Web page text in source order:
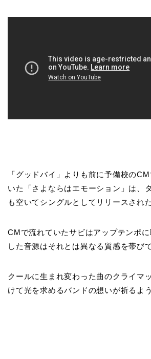
「グッドバイ」よりも前に予備校の
いた「さよならはエモーション」は、
も空いてシングルとしてリリースされた
CMで流れていたサビはアップテンポ
した音源はそれとは異なる質感を帯び
クールに生まれ変わった曲のクライマ
けて光を求めるバンドの想いが祈るよ